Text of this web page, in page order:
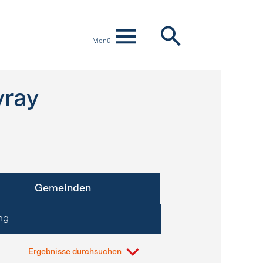
Menü
Gemeinden
Ergebnisse durchsuchen